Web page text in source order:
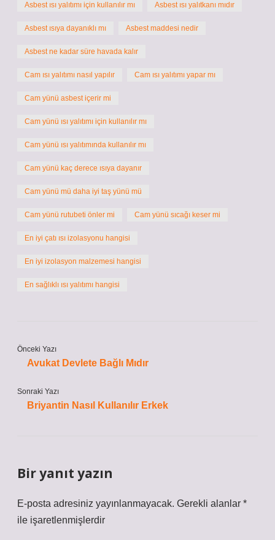
Asbest ısı yalıtımı için kullanılır mı Asbest ısı yalıtkanı mıdır
Asbest ısıya dayanıklı mı Asbest maddesi nedir
Asbest ne kadar süre havada kalır
Cam ısı yalıtımı nasıl yapılır Cam ısı yalıtımı yapar mı
Cam yünü asbest içerir mi
Cam yünü ısı yalıtımı için kullanılır mı
Cam yünü ısı yalıtımında kullanılır mı
Cam yünü kaç derece ısıya dayanır
Cam yünü mü daha iyi taş yünü mü
Cam yünü rutubeti önler mi Cam yünü sıcağı keser mi
En iyi çatı ısı izolasyonu hangisi
En iyi izolasyon malzemesi hangisi
En sağlıklı ısı yalıtımı hangisi
Önceki Yazı
Avukat Devlete Bağlı Mıdır
Sonraki Yazı
Briyantin Nasıl Kullanılır Erkek
Bir yanıt yazın
E-posta adresiniz yayınlanmayacak. Gerekli alanlar *
ile işaretlenmişlerdir